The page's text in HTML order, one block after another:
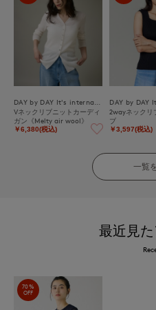
Vネックリブニットカーディ
ガン《Melty air wool》
￥6,380(税込)
2wayネックリ
ブ
￥3,597(税込)
一覧
最近見
70%
OFF